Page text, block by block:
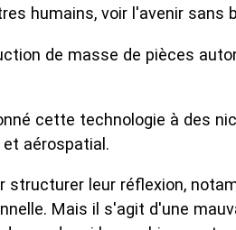
humains, voir l'avenir sans
de masse de pièces
cette technologie à des
aérospatial.
leur réflexion,
Mais il s'agit d'une